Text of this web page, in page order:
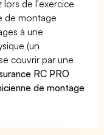
lors de l'exercice
de montage
à une
(un
couvrir par une
RC PRO
de montage